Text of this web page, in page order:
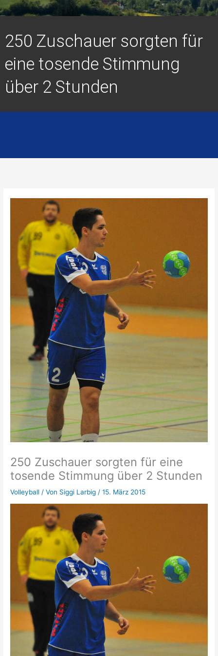
250 Zuschauer sorgten für
eine tosende Stimmung
über 2 Stunden
250 Zuschauer sorgten für eine
tosende Stimmung über 2 Stunden
Volleyball / Von Siggi Larbig /15. März 2015